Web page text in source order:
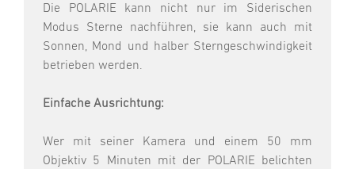
Die POLARIE kann nicht nur im Siderischen
Modus Sterne nachführen, sie kann auch mit
Sonnen, Mond und halber Sterngeschwindigkeit
betrieben werden.
Einfache Ausrichtung:
Wer mit seiner Kamera und einem 50 mm
Objektiv 5 Minuten mit der POLARIE belichten